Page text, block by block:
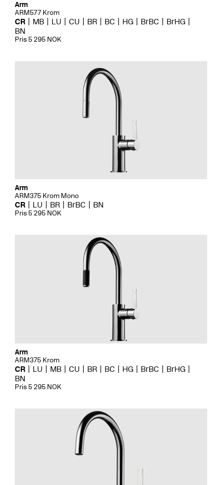
Arm
ARM577 Krom
CR MB LU CU BR BC HG BrBC
BrHG
BN
Pris 5 295 NOK
Arm
ARM375 Krom Mono
CR LU BR BrBC BN
Pris 5 295 NOK
Arm
ARM375 Krom
CR LU MB CU BR BC HG BrBC
BrHG
BN
Pris 5 295 NOK